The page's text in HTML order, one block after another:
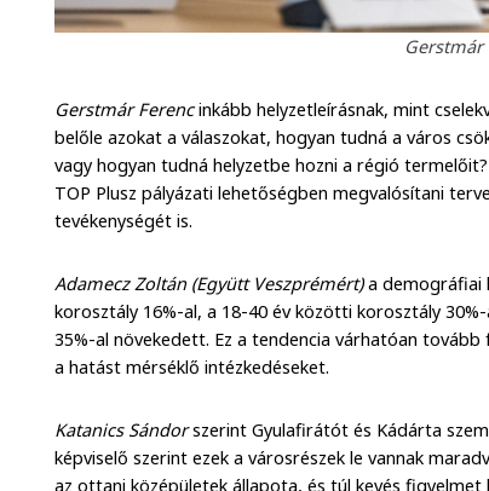
Gerstmár
Gerstmár Ferencinkább helyzetleírásnak, mint
belőle azokat a válaszokat, hogyan tudná a város
vagy hogyan tudná helyzetbe hozni a régió
TOP Plusz pályázati lehetőségben megvalósítani
tevékenységét is.
Adamecz Zoltán (Együtt Veszprémért)a demográfiai
korosztály 16%-al, a 18-40 év közötti korosztály
35%-al növekedett. Ez a tendencia várhatóan
a hatást mérséklő intézkedéseket.
Katanics Sándorszerint Gyulafirátót és Kádárta
képviselő szerint ezek a városrészek le vannak
az ottani középületek állapota, és túl kevés